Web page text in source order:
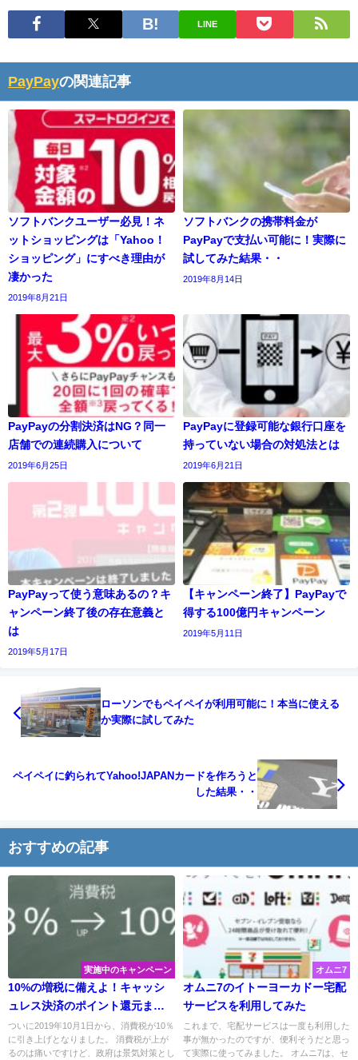
LINE
PayPayの関連記事
ソフトバンクユーザー必見！ネ
ットショッピングは「Yahoo！
ショッピング」にすべき理由が
凄かった
2019年8月21日
ソフトバンクの携帯料金が
PayPayで支払い可能に！実際に
試してみた結果・・
2019年8月14日
PayPayの分割決済はNG？同一
店舗での連続購入について
2019年6月25日
PayPayに登録可能な銀行口座を
持っていない場合の対処法とは
2019年6月21日
PayPayって使う意味あるの？キ
ャンペーン終了後の存在意義と
は
2019年5月17日
【キャンペーン終了】PayPayで
得する100億円キャンペーン
2019年5月11日
ローソンでもペイペイが利用可能に！本当に使える
か実際に試してみた
ペイペイに釣られてYahoo!JAPANカードを作ろうと
した結果・・
おすすめの記事
実施中のキャンペーン
10%の増税に備えよ！キャッシ
ュレス決済のポイント還元まと
め
ついに2019年10月1日から、消費税が10％
に引き上げとなりました。 消費税が上が
るのは痛いですけど、政府は景気対策とし
オムニ7
オムニ7のイトーヨーカドー宅配
サービスを利用してみた
これまで、宅配サービスは一度も利用した
事が無かったのですが、便利そうだと思っ
て実際に使ってみました。 オムニ7は、セ